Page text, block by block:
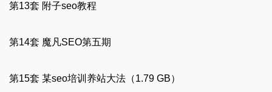
第13套 附子seo教程
第14套 魔凡SEO第五期
第15套 某seo培训养站大法（1.79 GB）